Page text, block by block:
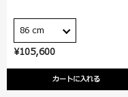
¥105,600
カートに入れる
86 cm